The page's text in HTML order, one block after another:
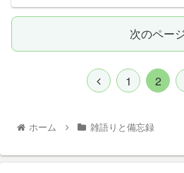
次のペー
1 2
ホーム 雑語りと備忘録